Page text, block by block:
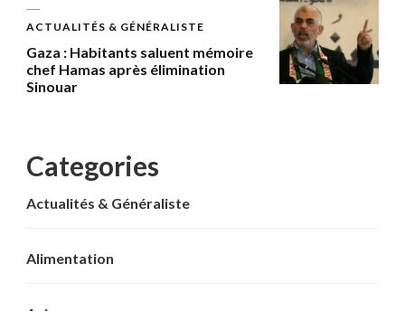
ACTUALITÉS & GÉNÉRALISTE
Gaza : Habitants saluent mémoire
chef Hamas après élimination
Sinouar
Categories
Actualités & Généraliste
Alimentation